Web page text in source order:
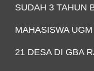
SUDAH 3 TAHUN
MAHASISWA
21 DESA DI GBA